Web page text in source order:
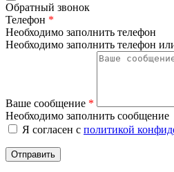
Обратный звонок
Телефон *
Необходимо заполнить телефон
Необходимо заполнить телефон
Ваше сообщение *
Необходимо заполнить сообщение
Я согласен с политикой
Отправить